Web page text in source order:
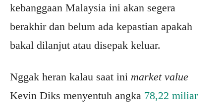
kebanggaan Malaysia ini akan segera
berakhir dan belum ada kepastian apakah
bakal dilanjut atau disepak keluar.
Nggak heran kalau saat ini market value
Kevin Diks menyentuh angka 78,22 miliar